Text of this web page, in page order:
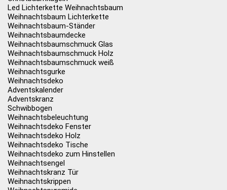
Led Lichterkette Weihnachtsbaum
Weihnachtsbaum Lichterkette
Weihnachtsbaum-Ständer
Weihnachtsbaumdecke
Weihnachtsbaumschmuck Glas
Weihnachtsbaumschmuck Holz
Weihnachtsbaumschmuck weiß
Weihnachtsgurke
Weihnachtsdeko
Adventskalender
Adventskranz
Schwibbogen
Weihnachtsbeleuchtung
Weihnachtsdeko Fenster
Weihnachtsdeko Holz
Weihnachtsdeko Tische
Weihnachtsdeko zum Hinstellen
Weihnachtsengel
Weihnachtskranz Tür
Weihnachtskrippen